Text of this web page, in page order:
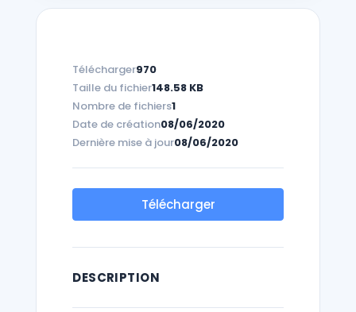
Télécharger970
Taille du fichier148.58 KB
Nombre de fichiers1
Date de création08/06/2020
Dernière mise à jour08/06/2020
Télécharger
DESCRIPTION